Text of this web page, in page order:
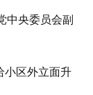
中央委员会副
小区外立面升